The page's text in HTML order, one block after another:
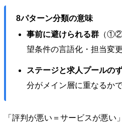
8パターン分類の意味
事前に避けられる群（
望条件の言語化・担当変
ステージと求人プールの
分がメイン層に重なるか
「評判が悪い＝サービスが悪い